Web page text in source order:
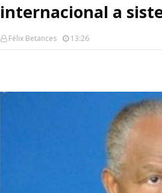
internacional a
Félix Betances 13:26